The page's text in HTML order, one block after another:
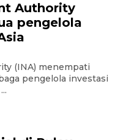
Authority
pengelola
(INA) menempati
pengelola investasi